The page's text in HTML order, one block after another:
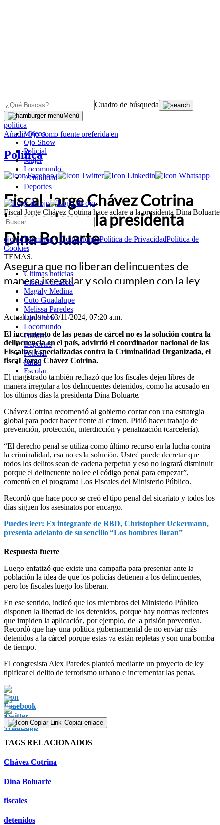
Cuadro de búsqueda
Menú
Videos
Ojo Show
Policial
Mujer
Locomundo
Actualidad
Deportes
Fiscal Jorge Chávez Cotrina hace aclare a la presidenta Dina Boluarte
ojo.peTérminos y CondicionesPolítica de PrivacidadPolítica de
Cookies
TEMAS:
Últimas noticias
Gisela Valcarcel
Magaly Medina
Cuto Guadalupe
Melissa Paredes
Ojo Show
Locomundo
Política
Deportes
Policial
Salud
Escolar
OJO
politica
AñadirOjocomo fuente preferida en
Política
Fiscal Jorge Chávez Cotrina
hace aclare a la presidenta
Dina Boluarte
Asegura que no liberan delincuentes de
manera irregular y solo cumplen con la ley
Actualizado el 03/11/2024, 07:20 a.m.
El incremento de las penas de cárcel no es la solución contra la
delincuencia en el país, advirtió el coordinador nacional de las
Fiscalías Especializadas contra la Criminalidad Organizada, el
fiscal Jorge Chávez Cotrina.
El magistrado también rechazó que los fiscales dejen libres de
manera irregular a los delincuentes detenidos, como ha acusado en
los últimos días la presidenta Dina Boluarte.
Chávez Cotrina recomendó al gobierno contar con una estrategia
global para poder hacer frente al crimen. Pidió hacer trabajo de
prevención, protección, interdicción y penalización (carcelería).
“El derecho penal se utiliza como último recurso en la lucha contra
la criminalidad, esa no es la solución. Usted puede decretar que
todos los delitos sean de cadena perpetua y eso no logrará disminuir
porque el delincuente no lee el código penal para empezar”,
comentó en el programa Los Fiscales del Ministerio Público.
Recordó que hace poco se creó el tipo penal del sicariato y todos los
días siguen los asesinatos por encargo.
Puedes leer: Ex integrante de RBD, Christopher Uckermann,
presenta adelanto de su sencillo “Los hombres lloran”
Respuesta fuerte
Luego enfatizó que existe una campaña para presentar ante la
población la idea de que los policías detienen a los delincuentes,
pero los fiscales luego los liberan.
En ese sentido, indicó que los miembros del Ministerio Público
disponen la libertad de los detenidos, porque hay normas recientes
que impiden la aplicación, por ejemplo, de la prisión preventiva.
Recordó que hay una política gubernamental de no enviar más
detenidos a la cárcel porque estas ya están repletas y son una bomba
de tiempo.
El congresista Alex Paredes planteó mediante un proyecto de ley
tipificar el delito de terrorismo urbano e incrementar las penas.
Copiar enlace
TAGS RELACIONADOS
Chávez Cotrina
Dina Boluarte
fiscales
detenidos